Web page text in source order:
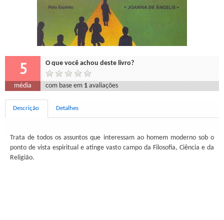
5 O que você achou deste livro?
média com base em 1 avaliações
Descrição Detalhes
Trata de todos os assuntos que interessam ao homem moderno sob o
ponto de vista espiritual e atinge vasto campo da Filosofia, Ciência e da
Religião.